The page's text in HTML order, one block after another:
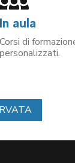
In aula
Corsi di
personalizzati.